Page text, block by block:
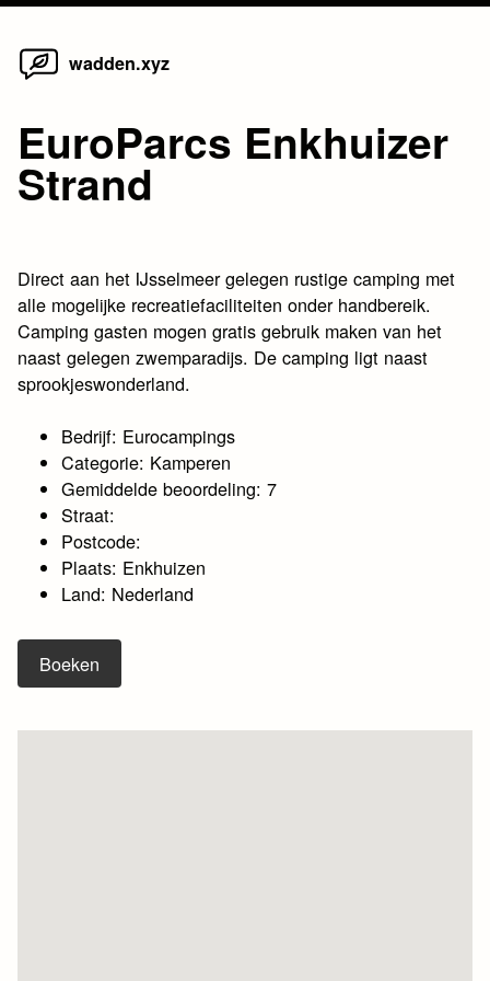
Skip
wadden.xyz
EuroParcs Enkhuizer
Strand
Direct aan het IJsselmeer gelegen rustige camping met
alle mogelijke recreatiefaciliteiten onder handbereik.
Camping gasten mogen gratis gebruik maken van het
naast gelegen zwemparadijs. De camping ligt naast
sprookjeswonderland.
Bedrijf: Eurocampings
Categorie: Kamperen
Gemiddelde beoordeling: 7
Straat:
Postcode:
Plaats: Enkhuizen
Land: Nederland
Boeken